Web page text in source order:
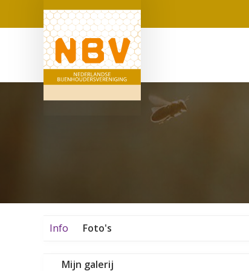
Info Foto's
Mijn galerij